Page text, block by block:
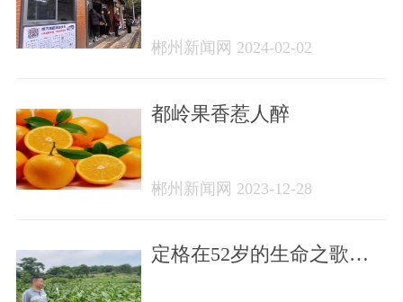
郴州新闻网 2024-02-02
都岭果香惹人醉
郴州新闻网 2023-12-28
定格在52岁的生命之歌